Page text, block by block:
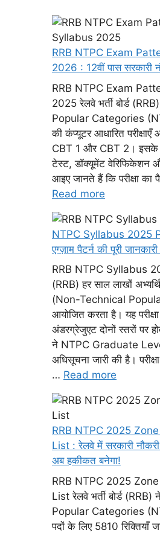
RRB NTPC Exam
2026 : 12वीं पास सरकारी
RRB NTPC Exam
2025 रेलवे भर्ती बोर्ड
Popular Categories
की कंप्यूटर आधारित
CBT 1 और CBT 2। इसके
टेस्ट, डॉक्यूमेंट वेरिफिकेशन
आइए जानते हैं कि परीक्षा
Read more
NTPC Syllabus 2025
एग्ज़ाम पैटर्न की पूरी
RRB NTPC Syllabus
(RRB) हर साल लाखों
(Non-Technical
आयोजित करता है। यह
अंडरग्रेजुएट दोनों स्तरों पर
ने NTPC Graduate
अधिसूचना जारी की है।
… Read more
RRB NTPC 2025
List : रेलवे में सरकारी
अब हकीकत बनेगा!
RRB NTPC 2025
List रेलवे भर्ती बोर्ड
Popular Categories
पदों के लिए 5810 रिक्तियाँ